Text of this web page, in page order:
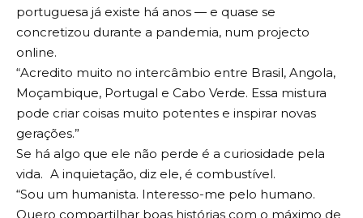
portuguesa já existe há anos — e quase se
concretizou durante a pandemia, num projecto
online.
“Acredito muito no intercâmbio entre Brasil, Angola,
Moçambique, Portugal e Cabo Verde. Essa mistura
pode criar coisas muito potentes e inspirar novas
gerações.”
Se há algo que ele não perde é a curiosidade pela
vida. A inquietação, diz ele, é combustível.
“Sou um humanista. Interesso-me pelo humano.
Quero compartilhar boas histórias com o máximo de